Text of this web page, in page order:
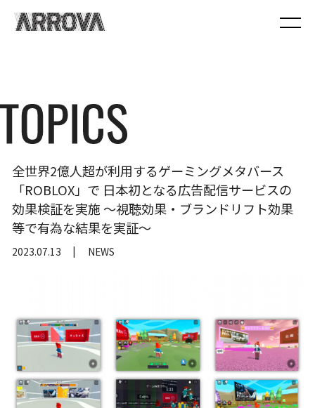
全世界2億人超が利用するゲーミングメタバース
「ROBLOX」で 日本初となる広告配信サービスの
効果検証を実施 ～視聴効果・ブランドリフト効果
等で有為な結果を実証～
2023.07.13 NEWS